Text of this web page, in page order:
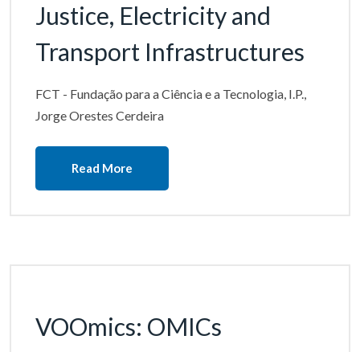
Justice, Electricity and
Transport Infrastructures
FCT - Fundação para a Ciência e a Tecnologia, I.P.,
Jorge Orestes Cerdeira
Read More
VOOmics: OMICs